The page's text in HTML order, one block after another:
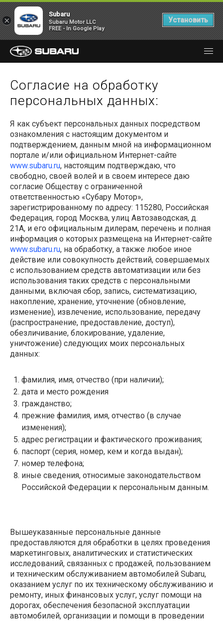
Согласие на обработку
персональных данных:
Я как субъект персональных данных посредством
ознакомления с настоящим документом и
подтверждением, данным мной на информационном
портале и/или официальном Интернет-сайте
www.subaru.ru, настоящим подтверждаю, что
свободно, своей волей и в своем интересе даю
согласие Обществу с ограниченной
ответственностью «Субару Мотор»,
зарегистрированному по адресу: 115280, Российская
Федерация, город Москва, улиц Автозаводская, д.
21А, и его официальным дилерам, перечень и полная
информация о которых размещена на Интернет-сайте
www.subaru.ru, на обработку, а также любое иное
действие или совокупность действий, совершаемых
с использованием средств автоматизации или без
использования таких средств с персональными
данными, включая сбор, запись, систематизацию,
накопление, хранение, уточнение (обновление,
изменение), извлечение, использование, передачу
(распространение, предоставление, доступ),
обезличивание, блокирование, удаление,
уничтожение) следующих моих персональных
данных:
фамилия, имя, отчество (при наличии);
дата и место рождения
гражданство;
прежние фамилия, имя, отчество (в случае
изменения);
адрес регистрации и фактического проживания;
паспорт (серия, номер, кем и когда выдан);
номер телефона;
иные сведения, относимые законодательством
Российской Федерации к персональным данным.
Вышеуказанные персональные данные
предоставляются для обработки в целях проведения
маркетинговых, аналитических и статистических
исследований, связанных с продажей, пользованием
и техническим обслуживанием автомобилей Subaru,
оказанием услуг по их техническому обслуживанию и
ремонту, иных финансовых услуг, услуг помощи на
дорогах, обеспечения безопасной эксплуатации
автомобилей, организации и помощи в проведении
×
Subaru
Subaru Motor LLC
FREE - In Google Play
Установить